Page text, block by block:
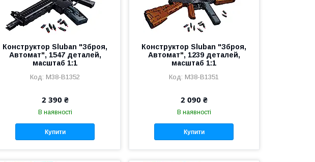
Конструктор Sluban "Зброя,
Автомат", 1547 деталей,
масштаб 1:1
M38-B1352
2 390 ₴
В наявності
Купити
Конструктор Sluban "Зброя,
Автомат", 1239 деталей,
масштаб 1:1
M38-B1351
2 090 ₴
В наявності
Купити